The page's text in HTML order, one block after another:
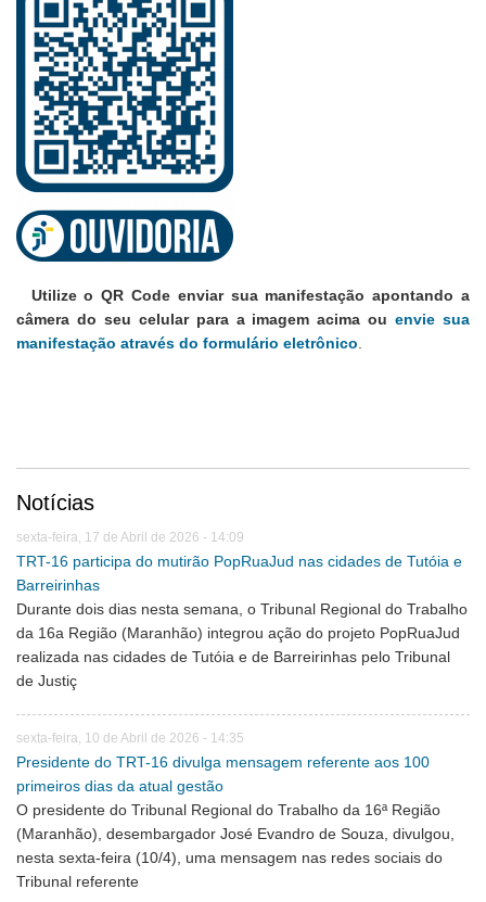
Utilize o QR Code enviar sua manifestação apontando a
câmera do seu celular para a imagem acima ouenvie sua
manifestação através do formulário eletrônico
Notícias
sexta-feira, 17 de Abril de 2026 - 14:09
TRT-16 participa do mutirão PopRuaJud nas cidades de Tutóia e
Barreirinhas
Durante dois dias nesta semana, o Tribunal Regional do Trabalho
da 16a Região (Maranhão) integrou ação do projeto PopRuaJud
realizada nas cidades de Tutóia e de Barreirinhas pelo Tribunal
de Justiç
sexta-feira, 10 de Abril de 2026 - 14:35
Presidente do TRT-16 divulga mensagem referente aos 100
primeiros dias da atual gestão
O presidente do Tribunal Regional do Trabalho da 16ª Região
(Maranhão), desembargador José Evandro de Souza, divulgou,
nesta sexta-feira (10/4), uma mensagem nas redes sociais do
Tribunal referente